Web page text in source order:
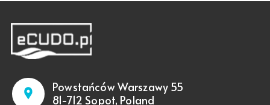
Powstańców Warszawy 55
81-712 Sopot, Poland